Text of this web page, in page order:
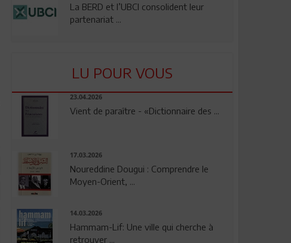
La BERD et l’UBCI consolident leur
partenariat ...
LU POUR VOUS
23.04.2026
Vient de paraître - «Dictionnaire des ...
17.03.2026
Noureddine Dougui : Comprendre le
Moyen-Orient, ...
14.03.2026
Hammam-Lif: Une ville qui cherche à
retrouver ...